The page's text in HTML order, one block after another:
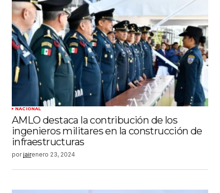
NACIONAL
AMLO destaca la contribución de los
ingenieros militares en la construcción de
infraestructuras
por jairenero 23, 2024